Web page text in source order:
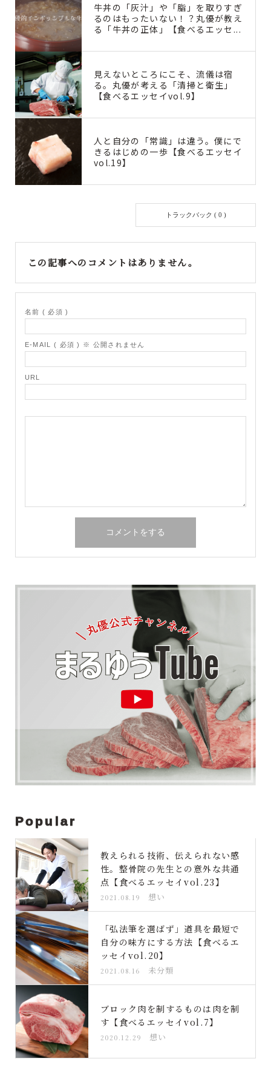
牛丼の「灰汁」や「脂」を取りすぎ
るのはもったいない！？丸優が教え
る「牛丼の正体」【食べるエッセ...
見えないところにこそ、流儀は宿
る。丸優が考える「清掃と衛生」
【食べるエッセイvol.9】
人と自分の「常識」は違う。僕にで
きるはじめの一歩【食べるエッセイ
vol.19】
トラックバック ( 0 )
この記事へのコメントはありません。
名前 ( 必須 )
E-MAIL ( 必須 ) ※ 公開されません
URL
Popular
教えられる技術、伝えられない感
性。整骨院の先生との意外な共通
点【食べるエッセイvol.23】
2021.08.19 想い
「弘法筆を選ばず」道具を最短で
自分の味方にする方法【食べるエ
ッセイvol.20】
2021.08.16 未分類
ブロック肉を制するものは肉を制
す【食べるエッセイvol.7】
2020.12.29 想い